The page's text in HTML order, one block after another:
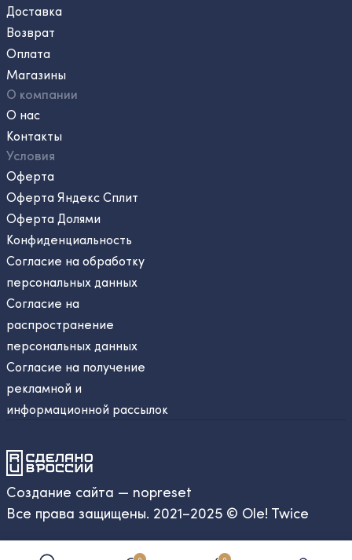
Доставка
Возврат
Оплата
Магазины
О компании
О нас
Контакты
Условия
Оферта
Оферта Яндекс Сплит
Оферта Долями
Конфиденциальность
Согласие на обработку
персональных данных
Согласие на
распространение
персональных данных
Согласие на получение
рекламной и
информационной рассылок
Создание сайта — nopreset
Все права защищены. 2021–2025 © Ole! Twice